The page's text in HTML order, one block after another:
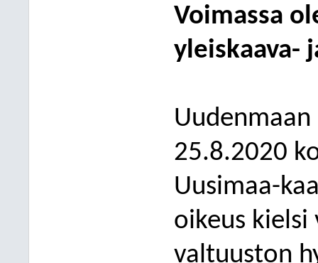
Voimassa
yleiskaava-
25.8.2020
Uusimaa-
oikeus
valtuuston